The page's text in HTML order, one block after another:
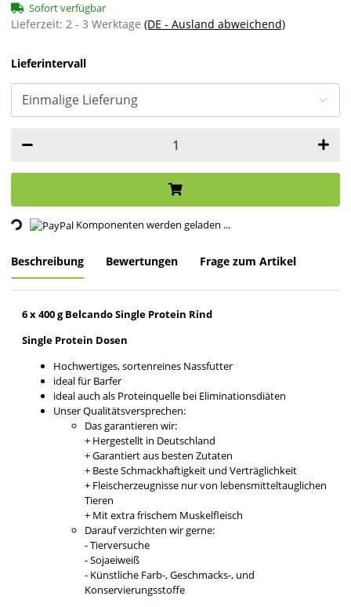
Sofort verfügbar
Lieferzeit: 2 - 3 Werktage (DE - Ausland abweichend)
Lieferintervall
Loading... Komponenten werden geladen ...
Beschreibung Bewertungen Frage zum Artikel
6 x 400 g Belcando Single Protein Rind
Single Protein Dosen
Hochwertiges, sortenreines Nassfutter
ideal für Barfer
ideal auch als Proteinquelle bei Eliminationsdiäten
Unser Qualitätsversprechen:
Das garantieren wir:
+ Hergestellt in Deutschland
+ Garantiert aus besten Zutaten
+ Beste Schmackhaftigkeit und Verträglichkeit
+ Fleischerzeugnisse nur von lebensmitteltauglichen
Tieren
+ Mit extra frischem Muskelfleisch
Darauf verzichten wir gerne:
- Tierversuche
- Sojaeiweiß
- Künstliche Farb-, Geschmacks-, und
Konservierungsstoffe